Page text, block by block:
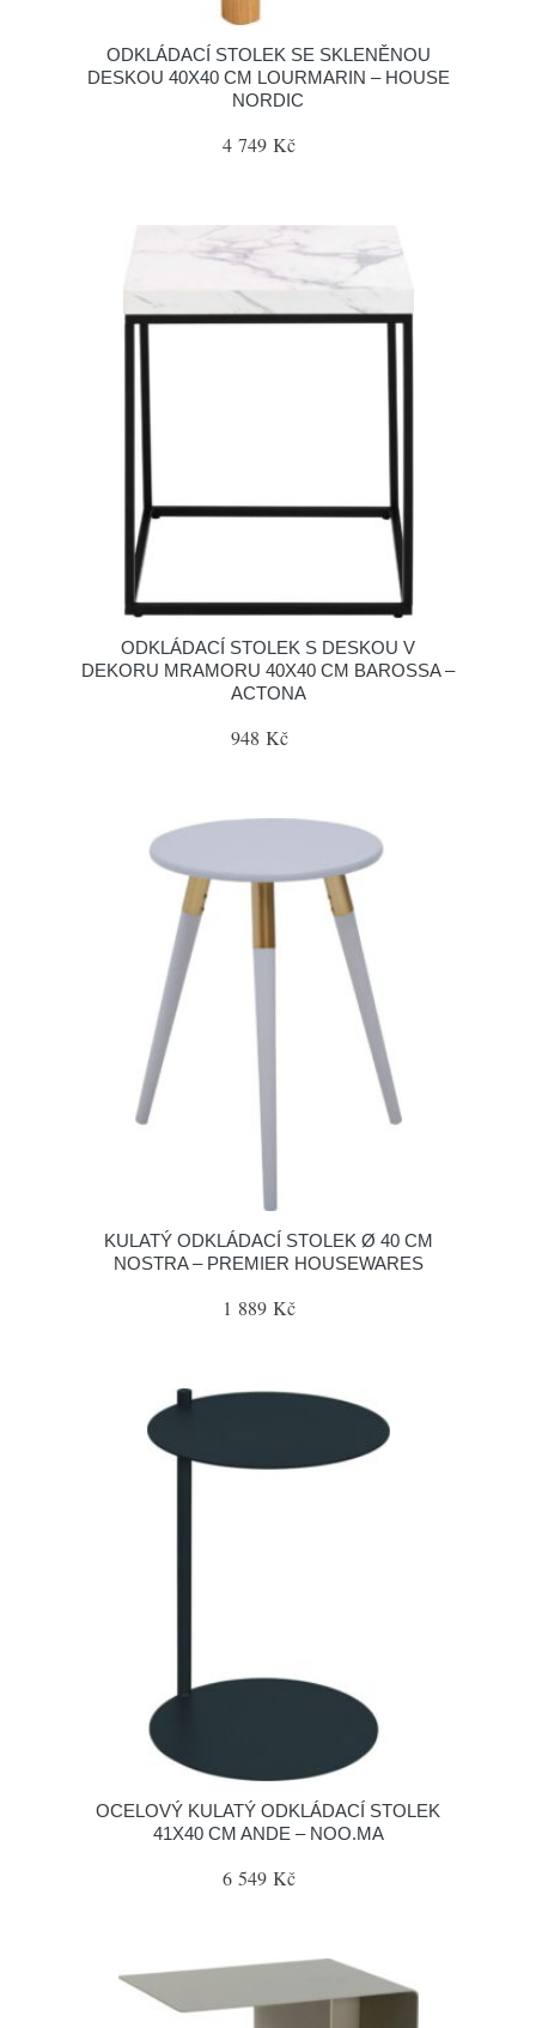
ODKLÁDACÍ STOLEK SE SKLENĚNOU
DESKOU 40X40 CM LOURMARIN – HOUSE
NORDIC
4 749 Kč
ODKLÁDACÍ STOLEK S DESKOU V
DEKORU MRAMORU 40X40 CM BAROSSA –
ACTONA
948 Kč
KULATÝ ODKLÁDACÍ STOLEK Ø 40 CM
NOSTRA – PREMIER HOUSEWARES
1 889 Kč
OCELOVÝ KULATÝ ODKLÁDACÍ STOLEK
41X40 CM ANDE – NOO.MA
6 549 Kč